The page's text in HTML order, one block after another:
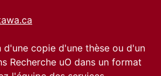
d'une copie d'une thèse ou d'un
Recherche uO dans un format